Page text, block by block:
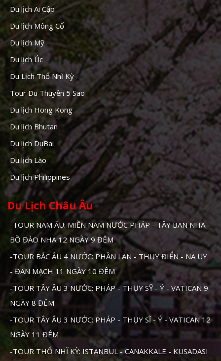
Du lịch Ai Cập
Du lịch Mông Cổ
Du lịch Mỹ
Du lịch Úc
Du Lịch Thổ Nhĩ Kỳ
Tour Du Thuyền 5 Sao
Du lịch Hong Kong
Du lịch Bhutan
Du lịch DuBai
Du lịch Lào
Du lịch Philippines
Du Lịch Châu Âu
-TOUR NAM ÂU: MIỀN NAM NƯỚC PHÁP - TÂY BAN NHA -
BỒ ĐÀO NHA 12 NGÀY 9 ĐÊM
-TOUR BẮC ÂU 4 NƯỚC: PHẦN LAN - THỤY ĐIỂN - NA UY
- ĐAN MẠCH 11 NGÀY 10 ĐÊM
-TOUR TÂY ÂU 3 NƯỚC: PHÁP - THỤY SỸ - Ý - VATICAN 9
NGÀY 8 ĐÊM
-TOUR TÂY ÂU 3 NƯỚC: PHÁP - THỤY SĨ - Ý - VATICAN 12
NGÀY 11 ĐÊM
-TOUR THỔ NHĨ KỲ: ISTANBUL - CANAKKALE - KUSADASI